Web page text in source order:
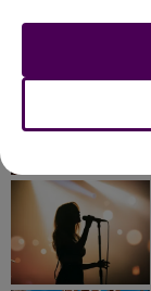
À LA UNE